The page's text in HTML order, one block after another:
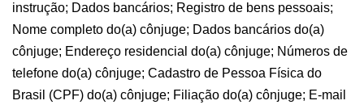
instrução; Dados bancários; Registro de bens pessoais;
Nome completo do(a) cônjuge; Dados bancários do(a)
cônjuge; Endereço residencial do(a) cônjuge; Números de
telefone do(a) cônjuge; Cadastro de Pessoa Física do
Brasil (CPF) do(a) cônjuge; Filiação do(a) cônjuge; E-mail